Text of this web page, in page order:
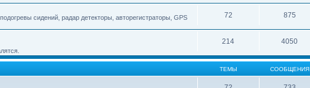
сидений, радар детекторы, авторегистраторы, GPS
72 875
214 4050
ТЕМЫ СООБЩЕНИЯ